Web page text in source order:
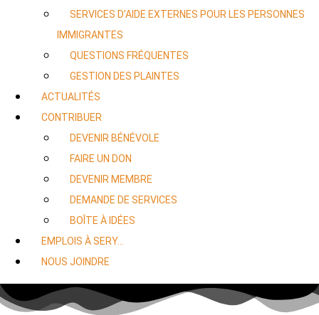
SERVICES D’AIDE EXTERNES POUR LES PERSONNES
IMMIGRANTES
QUESTIONS FRÉQUENTES
GESTION DES PLAINTES
ACTUALITÉS
CONTRIBUER
DEVENIR BÉNÉVOLE
FAIRE UN DON
DEVENIR MEMBRE
DEMANDE DE SERVICES
BOÎTE À IDÉES
EMPLOIS À SERY…
NOUS JOINDRE